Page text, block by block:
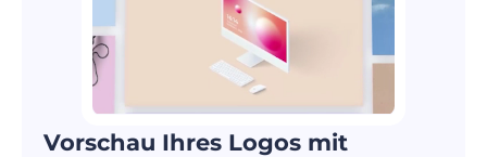
Vorschau Ihres Logos mit